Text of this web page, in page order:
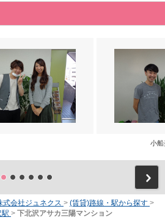
小船
式会社ジュネクス > (賃貸)路線・駅から探す >
駅 > 下北沢アサカ三陽マンション